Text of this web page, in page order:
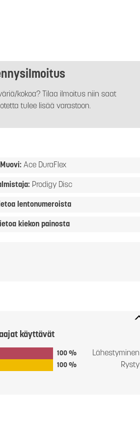
kokoa? Tilaa ilmoitus niin saat
tulee lisää varastoon.
Muovi: Ace DuraFlex
Prodigy Disc
lentonumeroista
kiekon painosta
käyttävät
100 % Lähestyminen
100 % Rysty